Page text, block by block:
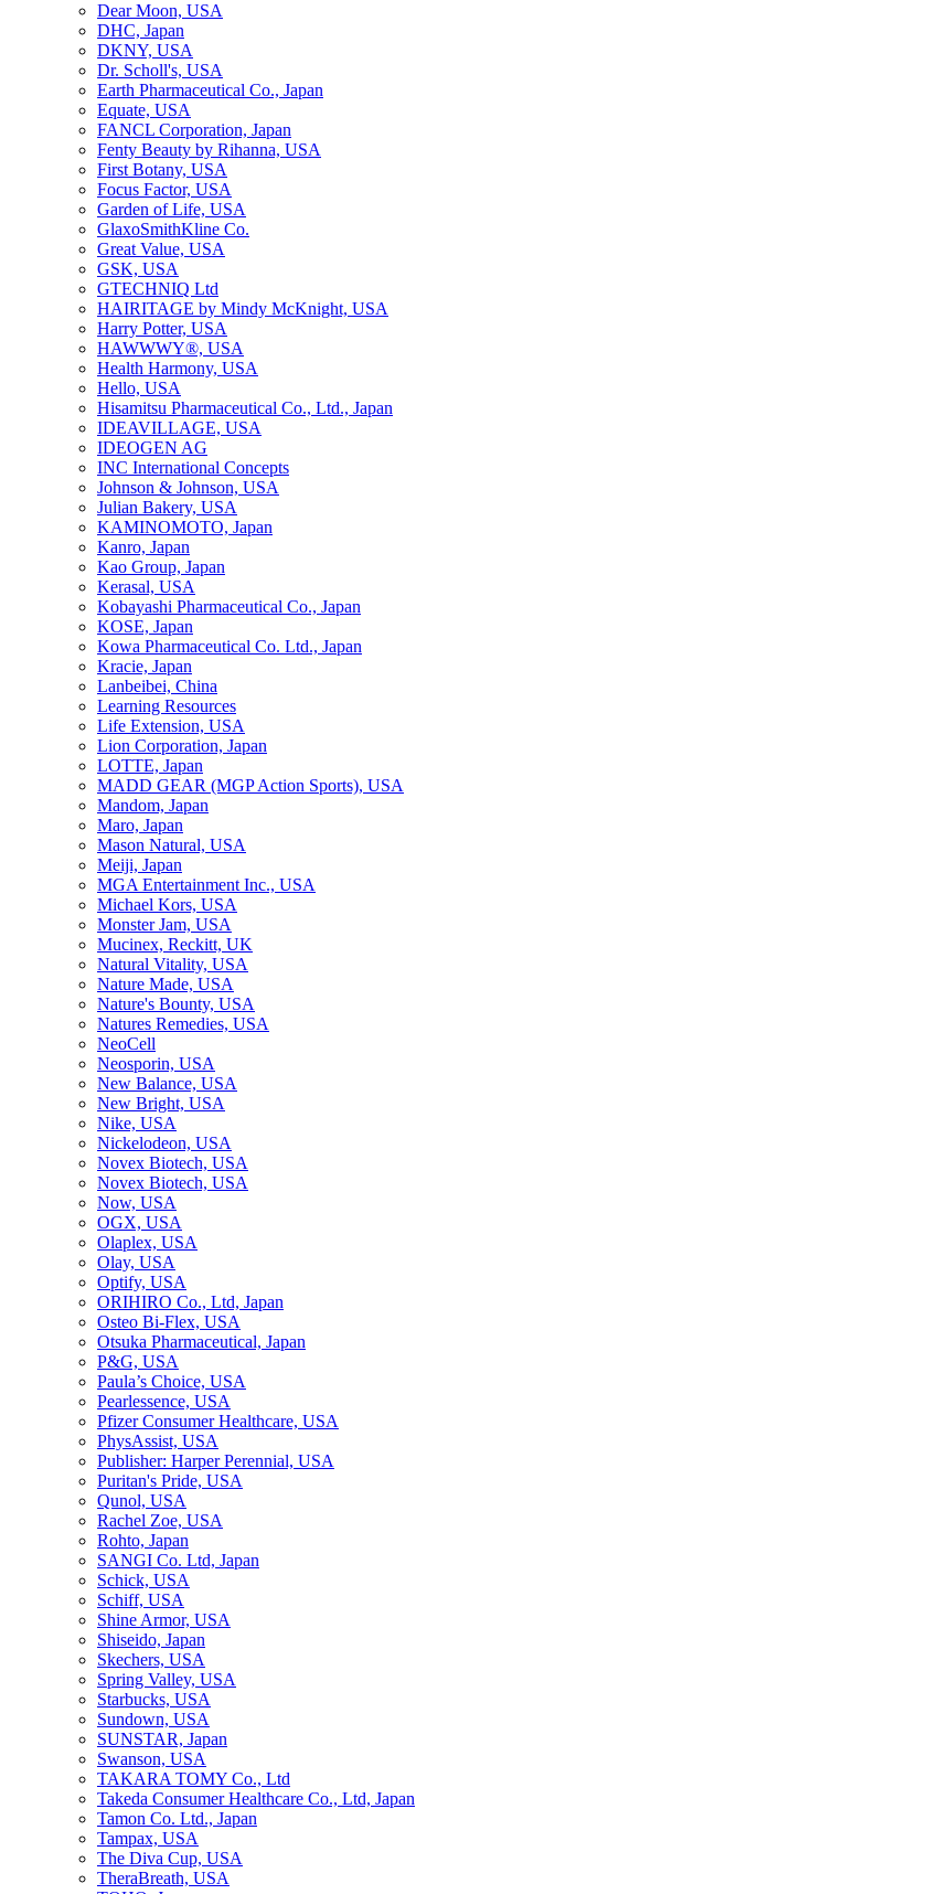
Dear Moon, USA
DHC, Japan
DKNY, USA
Dr. Scholl's, USA
Earth Pharmaceutical Co., Japan
Equate, USA
FANCL Corporation, Japan
Fenty Beauty by Rihanna, USA
First Botany, USA
Focus Factor, USA
Garden of Life, USA
GlaxoSmithKline Co.
Great Value, USA
GSK, USA
GTECHNIQ Ltd
HAIRITAGE by Mindy McKnight, USA
Harry Potter, USA
HAWWWY®, USA
Health Harmony, USA
Hello, USA
Hisamitsu Pharmaceutical Co., Ltd., Japan
IDEAVILLAGE, USA
IDEOGEN AG
INC International Concepts
Johnson & Johnson, USA
Julian Bakery, USA
KAMINOMOTO, Japan
Kanro, Japan
Kao Group, Japan
Kerasal, USA
Kobayashi Pharmaceutical Co., Japan
KOSE, Japan
Kowa Pharmaceutical Co. Ltd., Japan
Kracie, Japan
Lanbeibei, China
Learning Resources
Life Extension, USA
Lion Corporation, Japan
LOTTE, Japan
MADD GEAR (MGP Action Sports), USA
Mandom, Japan
Maro, Japan
Mason Natural, USA
Meiji, Japan
MGA Entertainment Inc., USA
Michael Kors, USA
Monster Jam, USA
Mucinex, Reckitt, UK
Natural Vitality, USA
Nature Made, USA
Nature's Bounty, USA
Natures Remedies, USA
NeoCell
Neosporin, USA
New Balance, USA
New Bright, USA
Nike, USA
Niсkelodeon, USA
Novex Biotech, USA
Novex Biotech, USA
Now, USA
OGX, USA
Olaplex, USA
Olay, USA
Optify, USA
ORIHIRO Co., Ltd, Japan
Osteo Bi-Flex, USA
Otsuka Pharmaceutical, Japan
P&G, USA
Paula’s Choice, USA
Pearlessence, USA
Pfizer Consumer Healthcare, USA
PhysAssist, USA
Publisher: Harper Perennial, USA
Puritan's Pride, USA
Qunol, USA
Rachel Zoe, USA
Rohto, Japan
SANGI Co. Ltd, Japan
Schick, USA
Schiff, USA
Shine Armor, USA
Shiseido, Japan
Skechers, USA
Spring Valley, USA
Starbucks, USA
Sundown, USA
SUNSTAR, Japan
Swanson, USA
TAKARA TOMY Co., Ltd
Takeda Consumer Healthcare Co., Ltd, Japan
Tamon Co. Ltd., Japan
Tampax, USA
The Diva Cup, USA
TheraBreath, USA